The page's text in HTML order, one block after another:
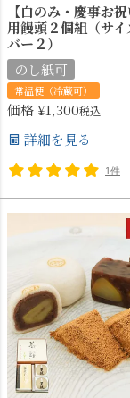
【白のみ・慶事お
用饅頭２個組（サ
バー２）
のし紙可
常温便（冷蔵可）
価格¥1,300税込
詳細を見る
1件